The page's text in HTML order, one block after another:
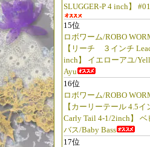
SLUGGER-P 4 inch】
15位
ロボワーム/ROBO
【リーチ ３インチ
inch】 イエローアユ/
Ayu
16位
ロボワーム/ROBO
【カーリーテール 4.5イ
Carly Tail 4-1/2inch】 ベ
バス/Baby Bass
17位